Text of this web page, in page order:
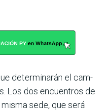
determinarán el cam­
Los dos encuentros de
sede, que será